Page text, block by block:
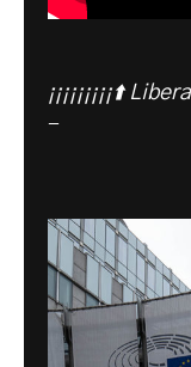
¡¡¡¡¡¡¡¡¡⬆️
-